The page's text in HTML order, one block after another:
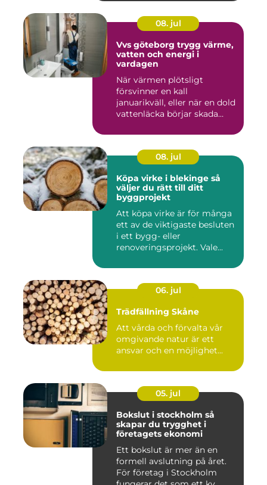
08. jul
Vvs göteborg trygg värme,
vatten och energi i
vardagen
När värmen plötsligt
försvinner en kall
januarikväll, eller när en dold
vattenläcka börjar skada
08. jul
Köpa virke i blekinge så
väljer du rätt till ditt
byggprojekt
Att köpa virke är för många
ett av de viktigaste besluten
i ett bygg- eller
renoveringsprojekt. Vale...
06. jul
Trädfällning Skåne
Att vårda och förvalta vår
omgivande natur är ett
ansvar och en möjlighet...
05. jul
Bokslut i stockholm så
skapar du trygghet i
företagets ekonomi
Ett bokslut är mer än en
formell avslutning på året.
För företag i Stockholm